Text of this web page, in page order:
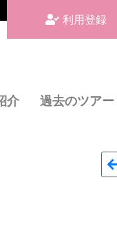
利用登録
介 過去のツアー